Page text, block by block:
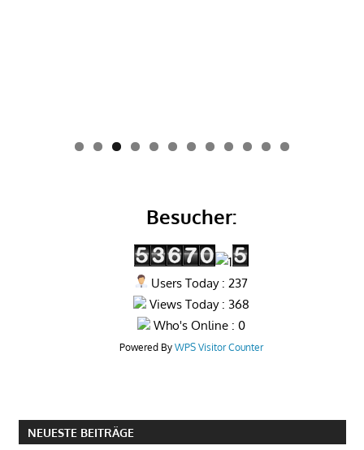
0 1 2
Besucher:
Users Today : 237
Views Today : 368
Who's Online : 0
Powered By WPS Visitor Counter
NEUESTE BEITRÄGE